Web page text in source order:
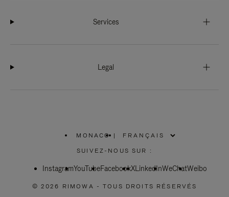
Services
Legal
MONACO
SÉLECTIONNEZ
VOTRE
|
SUIVEZ-NOUS SUR :
InstagramYouTubeFacebookXLinkedInWeChatWeibo
© 2026 RIMOWA - TOUS DROITS RÉSERVÉS